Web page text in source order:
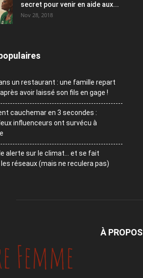
secret pour venir en aide aux...
Nov 28, 2018
un restaurant : une famille repart
avoir laissé son fils en gage !
cauchemar en 3 secondes :
influenceurs ont survécu à
alerte sur le climat… et se fait
réseaux (mais ne reculera pas)
À PROPOS